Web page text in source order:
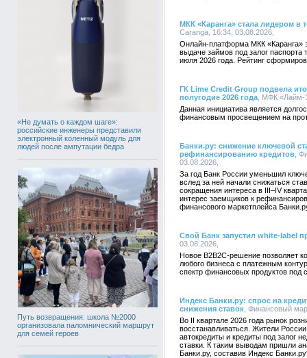
«Не думать о каждом шаге»:
российские инженеры представили
электронный коленный модуль для
людей после ампутации бедра
Путь возвращения: школа №2000
организовала паломнический маршрут
для семей героев
МКК «Каранга» стала лидером в
Caranga, 16:34, 03.08.2026,
Онлайн-платформа МКК «Каранга»
выдаче займов под залог паспорта
июля 2026 года. Рейтинг
ГК Lime Credit Group подвела
полугодие 2026 года , МФК
Данная инициатива является
финансовым просвещением на
Банки.ру: снижение ключевой
рефинансированию кредитов ,
03.08.2026,
За год Банк России уменьшил
вслед за ней начали снижаться
сокращения интереса в III–IV
интерес заемщиков к
финансового маркетплейса
Свой Банк запустил white-label
03.08.2026,
Новое B2B2C-решение позволяет
любого бизнеса с платежным
спектр финансовых продуктов под
Индекс Банки.ру: спрос на
снижения ставок , Финансовый
Во II квартале 2026 года рынок
восстанавливаться. Жители
автокредиты и кредиты под залог
ставки. К таким выводам пришли
Банки.ру, составив Индекс